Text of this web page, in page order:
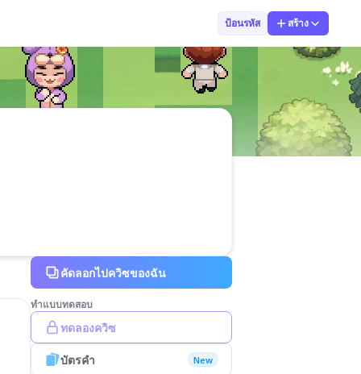
ป้อนรหัส สร้าง
คัดลอกไปควิซของฉัน
ทำแบบทดสอบ
ทดลองควิซ
บัตรคำ New